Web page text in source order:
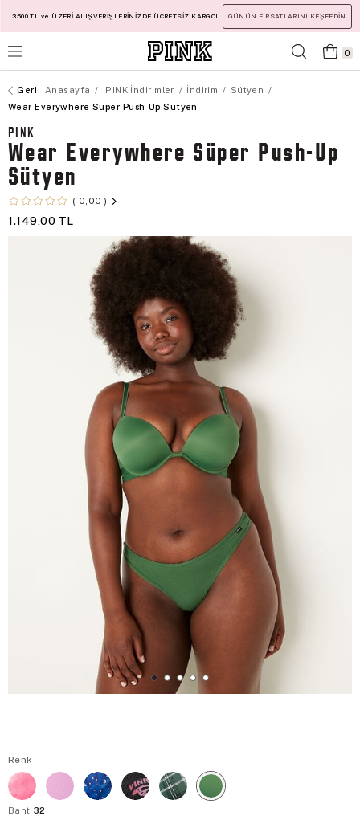
3500 TL ve ÜZERİ ALIŞVERİŞLERİNİZDE ÜCRETSİZ KARGO! GÜNÜN FIRSATLARINI KEŞFEDİN
0
Anasayfa PINK İndirimler İndirim
Sütyen
Wear Everywhere Süper Push-Up Sütyen
PINK
Wear Everywhere Süper Push-Up
Sütyen
0,00
1.149,00 TL
Renk
Bant 32